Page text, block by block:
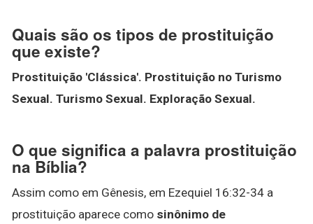
Quais são os tipos de prostituição
que existe?
Prostituição 'Clássica'. Prostituição no Turismo
Sexual. Turismo Sexual. Exploração Sexual.
O que significa a palavra prostituição
na Bíblia?
Assim como em Gênesis, em Ezequiel 16:32-34 a
prostituição aparece como sinônimo de